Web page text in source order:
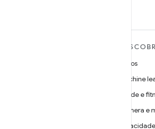
Jogos
Machine
Saúde e
Câmera e
Privacidade